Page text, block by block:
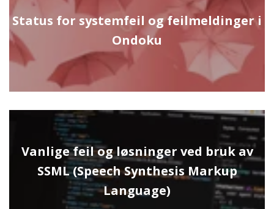
Status for systemfeil og feilmeldinger i
Ondoku
Vanlige feil og løsninger ved bruk av
SSML (Speech Synthesis Markup
Language)